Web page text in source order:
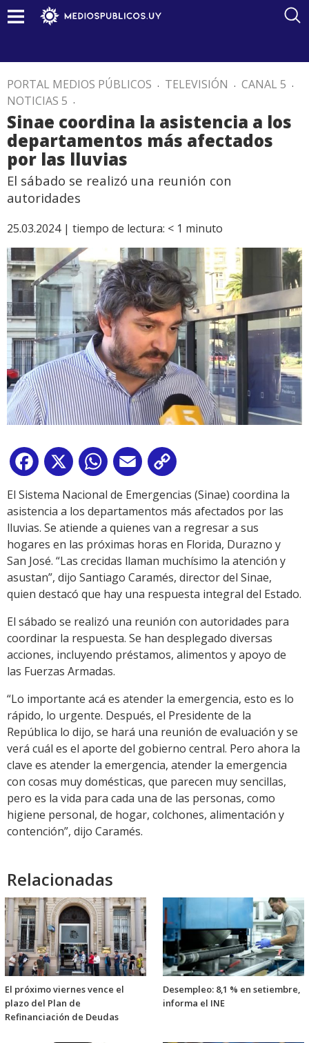
PORTAL MEDIOS PÚBLICOS . TELEVISIÓN . CANAL 5 .
NOTICIAS 5 .
Sinae coordina la asistencia a los
departamentos más afectados
por las lluvias
El sábado se realizó una reunión con
autoridades
25.03.2024 | tiempo de lectura: < 1 minuto
Facebook
X WhatsApp
Email
Link
El Sistema Nacional de Emergencias (Sinae) coordina la
asistencia a los departamentos más afectados por las
lluvias. Se atiende a quienes van a regresar a sus
hogares en las próximas horas en Florida, Durazno y
San José. “Las crecidas llaman muchísimo la atención y
asustan”, dijo Santiago Caramés, director del Sinae,
quien destacó que hay una respuesta integral del Estado.
El sábado se realizó una reunión con autoridades para
coordinar la respuesta. Se han desplegado diversas
acciones, incluyendo préstamos, alimentos y apoyo de
las Fuerzas Armadas.
“Lo importante acá es atender la emergencia, esto es lo
rápido, lo urgente. Después, el Presidente de la
República lo dijo, se hará una reunión de evaluación y se
verá cuál es el aporte del gobierno central. Pero ahora la
clave es atender la emergencia, atender la emergencia
con cosas muy domésticas, que parecen muy sencillas,
pero es la vida para cada una de las personas, como
higiene personal, de hogar, colchones, alimentación y
contención”, dijo Caramés.
Relacionadas
El próximo viernes vence el
plazo del Plan de
Refinanciación de Deudas
Desempleo: 8,1 % en setiembre,
informa el INE